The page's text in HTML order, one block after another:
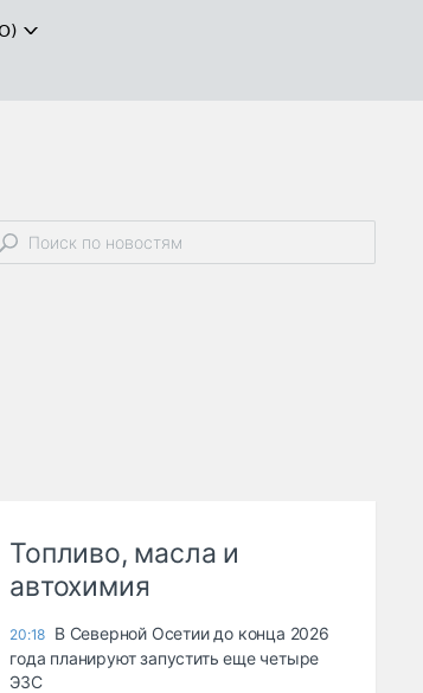
Топливо, масла и
автохимия
20:18 В Северной Осетии до конца 2026
года планируют запустить еще четыре
ЭЗС